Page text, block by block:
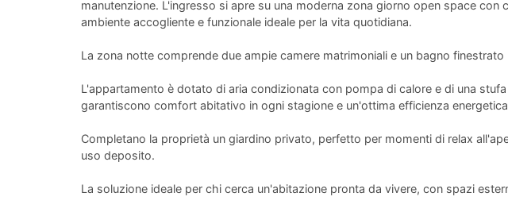
manutenzione. L'ingresso si apre su una moderna zona giorno open space con
ambiente accogliente e funzionale ideale per la vita quotidiana.
La zona notte comprende due ampie camere matrimoniali e un bagno
L'appartamento è dotato di aria condizionata con pompa di calore e di una
garantiscono comfort abitativo in ogni stagione e un'ottima efficienza
Completano la proprietà un giardino privato, perfetto per momenti di relax
uso deposito.
La soluzione ideale per chi cerca un'abitazione pronta da vivere, con spazi